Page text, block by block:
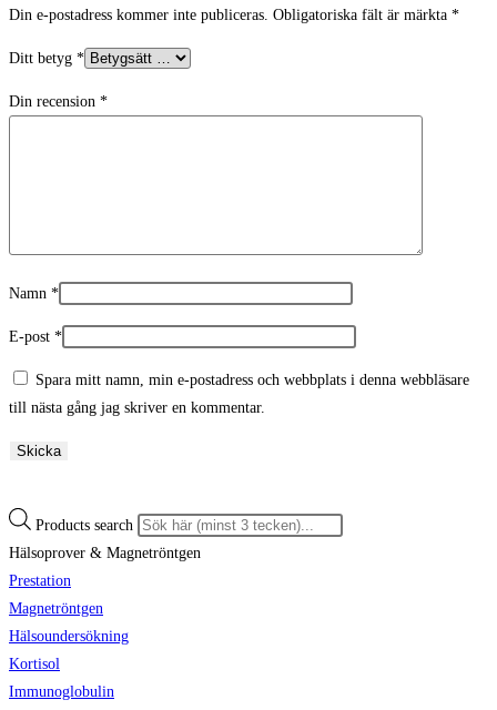
Din e-postadress kommer inte publiceras. Obligatoriska fält är märkta *
Ditt betyg *
Din recension *
Namn *
E-post *
Spara mitt namn, min e-postadress och webbplats i denna webbläsare
till nästa gång jag skriver en kommentar.
Products search
Hälsoprover & Magnetröntgen
Prestation
Magnetröntgen
Hälsoundersökning
Kortisol
Immunoglobulin